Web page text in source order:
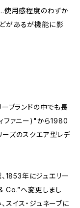
使用感程度のわずか
があるが機能に影
ブランドの中でも長
ファニー)"から1980
ズのスクエア型レデ
1853年にジュエリー
Co.”へ変更しまし
スイス・ジュネーブに